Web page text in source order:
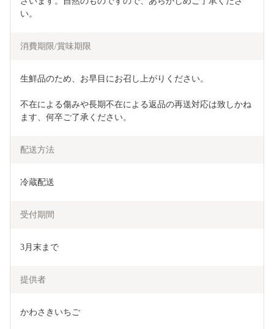
い。
消費期限/賞味期限
生鮮品のため、お早目にお召し上がりください。
不在による傷みや長期不在による返品の再送対応は致しかね
ます、何卒ご了承ください。
配送方法
冷蔵配送
受付期間
3月末まで
提供者
かわさきいちご